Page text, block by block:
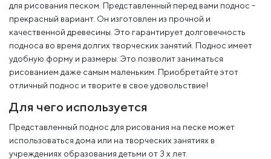
для рисования песком. Представленный перед вами поднос -
прекрасный вариант. Он изготовлен из прочной и
качественной древесины. Это гарантирует долговечность
подноса во время долгих творческих занятий. Поднос имеет
удобную форму и размеры. Это позволит заниматься
рисованием даже самым маленьким. Приобретайте этот
отличный поднос и творите в свое удовольствие!
Для чего используется
Представленный поднос для рисования на песке может
использоваться дома или на творческих занятиях в
учреждениях образования детьми от 3 х лет.